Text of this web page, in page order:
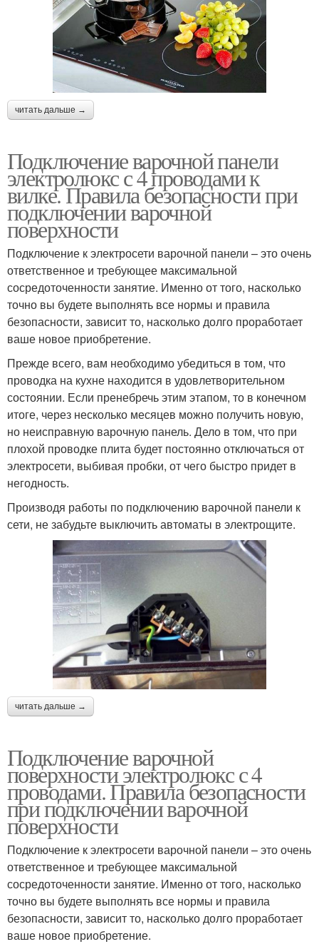
читать дальше →
Подключение варочной панели
электролюкс с 4 проводами к
вилке. Правила безопасности при
подключении варочной
поверхности
Подключение к электросети варочной панели – это очень
ответственное и требующее максимальной
сосредоточенности занятие. Именно от того, насколько
точно вы будете выполнять все нормы и правила
безопасности, зависит то, насколько долго проработает
ваше новое приобретение.
Прежде всего, вам необходимо убедиться в том, что
проводка на кухне находится в удовлетворительном
состоянии. Если пренебречь этим этапом, то в конечном
итоге, через несколько месяцев можно получить новую,
но неисправную варочную панель. Дело в том, что при
плохой проводке плита будет постоянно отключаться от
электросети, выбивая пробки, от чего быстро придет в
негодность.
Производя работы по подключению варочной панели к
сети, не забудьте выключить автоматы в электрощите.
читать дальше →
Подключение варочной
поверхности электролюкс с 4
проводами. Правила безопасности
при подключении варочной
поверхности
Подключение к электросети варочной панели – это очень
ответственное и требующее максимальной
сосредоточенности занятие. Именно от того, насколько
точно вы будете выполнять все нормы и правила
безопасности, зависит то, насколько долго проработает
ваше новое приобретение.